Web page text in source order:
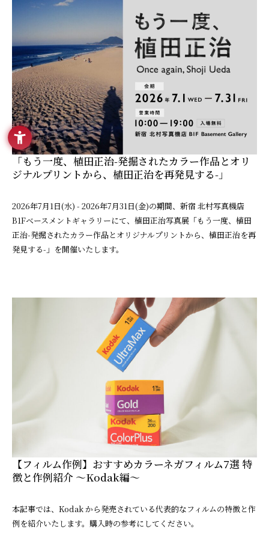
「もう一度、植田正治-発掘されたカラー作品とオリ
ジナルプリントから、植田正治を再発見する-」
2026年7月1日(水) - 2026年7月31日(金)の期間、新宿 北村写真機店
B1Fベースメントギャラリーにて、植田正治写真展「もう一度、植田
正治-発掘されたカラー作品とオリジナルプリントから、植田正治を再
発見する-」を開催いたします。
【フィルム作例】おすすめカラーネガフィルム7選 特
徴と作例紹介 ～Kodak編～
本記事では、Kodak から発売されている代表的なフィルムの特徴と作
例を紹介いたします。購入時の参考にしてください。